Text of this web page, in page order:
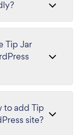
Tip Jar
to add Tip
site?